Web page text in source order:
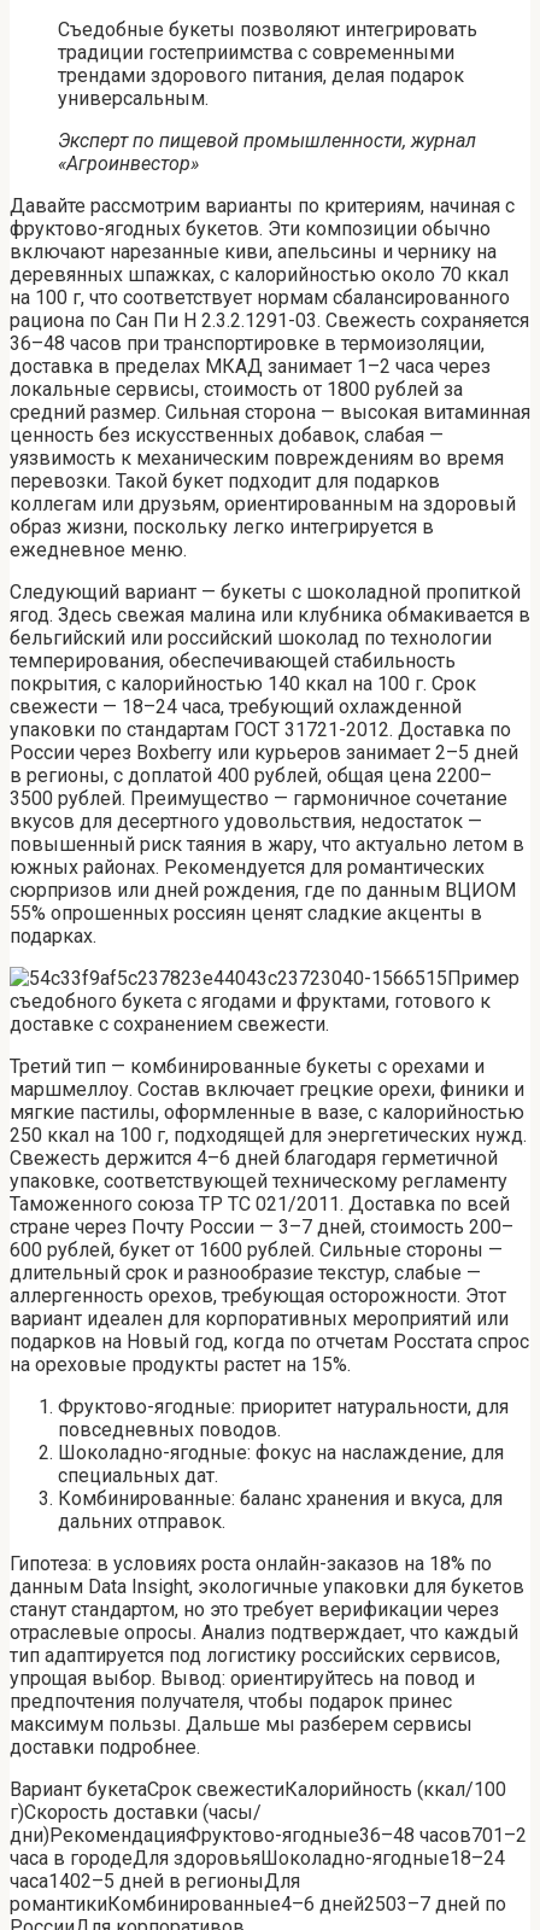
Съедобные букеты позволяют интегрировать
традиции гостеприимства с современными
трендами здорового питания, делая подарок
универсальным.
Эксперт по пищевой промышленности, журнал
«Агроинвестор»
Давайте рассмотрим варианты по критериям, начиная с
фруктово-ягодных букетов. Эти композиции обычно
включают нарезанные киви, апельсины и чернику на
деревянных шпажках, с калорийностью около 70 ккал
на 100 г, что соответствует нормам сбалансированного
рациона по Сан Пи Н 2.3.2.1291-03. Свежесть сохраняется
36–48 часов при транспортировке в термоизоляции,
доставка в пределах МКАД занимает 1–2 часа через
локальные сервисы, стоимость от 1800 рублей за
средний размер. Сильная сторона — высокая витаминная
ценность без искусственных добавок, слабая —
уязвимость к механическим повреждениям во время
перевозки. Такой букет подходит для подарков
коллегам или друзьям, ориентированным на здоровый
образ жизни, поскольку легко интегрируется в
ежедневное меню.
Следующий вариант — букеты с шоколадной пропиткой
ягод. Здесь свежая малина или клубника обмакивается в
бельгийский или российский шоколад по технологии
темперирования, обеспечивающей стабильность
покрытия, с калорийностью 140 ккал на 100 г. Срок
свежести — 18–24 часа, требующий охлажденной
упаковки по стандартам ГОСТ 31721-2012. Доставка по
России через Boxberry или курьеров занимает 2–5 дней
в регионы, с доплатой 400 рублей, общая цена 2200–
3500 рублей. Преимущество — гармоничное сочетание
вкусов для десертного удовольствия, недостаток —
повышенный риск таяния в жару, что актуально летом в
южных районах. Рекомендуется для романтических
сюрпризов или дней рождения, где по данным ВЦИОМ
55% опрошенных россиян ценят сладкие акценты в
подарках.
Пример
съедобного букета с ягодами и фруктами, готового к
доставке с сохранением свежести.
Третий тип — комбинированные букеты с орехами и
маршмеллоу. Состав включает грецкие орехи, финики и
мягкие пастилы, оформленные в вазе, с калорийностью
250 ккал на 100 г, подходящей для энергетических нужд.
Свежесть держится 4–6 дней благодаря герметичной
упаковке, соответствующей техническому регламенту
Таможенного союза ТР ТС 021/2011. Доставка по всей
стране через Почту России — 3–7 дней, стоимость 200–
600 рублей, букет от 1600 рублей. Сильные стороны —
длительный срок и разнообразие текстур, слабые —
аллергенность орехов, требующая осторожности. Этот
вариант идеален для корпоративных мероприятий или
подарков на Новый год, когда по отчетам Росстата спрос
на ореховые продукты растет на 15%.
Фруктово-ягодные: приоритет натуральности, для
повседневных поводов.
Шоколадно-ягодные: фокус на наслаждение, для
специальных дат.
Комбинированные: баланс хранения и вкуса, для
дальних отправок.
Гипотеза: в условиях роста онлайн-заказов на 18% по
данным Data Insight, экологичные упаковки для букетов
станут стандартом, но это требует верификации через
отраслевые опросы. Анализ подтверждает, что каждый
тип адаптируется под логистику российских сервисов,
упрощая выбор. Вывод: ориентируйтесь на повод и
предпочтения получателя, чтобы подарок принес
максимум пользы. Дальше мы разберем сервисы
доставки подробнее.
Вариант букетаСрок свежестиКалорийность (ккал/100
г)Скорость доставки (часы/
дни)РекомендацияФруктово-ягодные36–48 часов701–2
часа в городеДля здоровьяШоколадно-ягодные18–24
часа1402–5 дней в регионыДля
романтикиКомбинированные4–6 дней2503–7 дней по